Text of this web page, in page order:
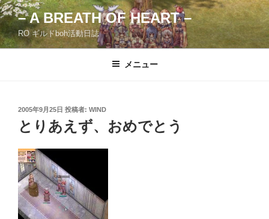
コ
ン
テ
ン
– A BREATH OF HEART –
RO ギルドboh活動日誌
メニュー
投
稿
日:
2005年9月25日 投稿者: WIND
とりあえず、おめでとう